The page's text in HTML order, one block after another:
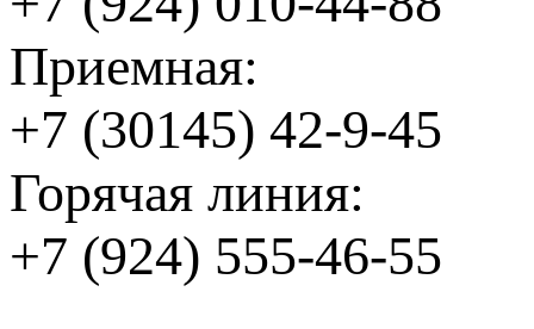
Приемная:
+7 (30145) 42-9-45
Горячая линия:
+7 (924) 555-46-55